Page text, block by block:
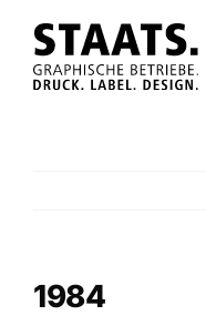
Inhalt
springen
1984